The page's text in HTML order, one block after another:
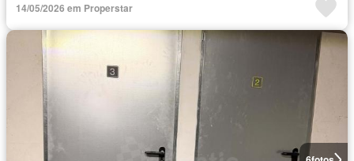
14/05/2026 em Properstar